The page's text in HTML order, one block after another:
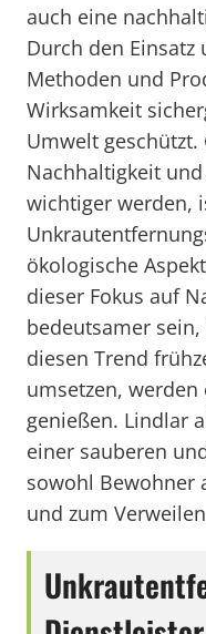
auch eine
Durch den
Methoden und
Wirksamkeit
Umwelt
Nachhaltigkeit
wichtiger werden,
ökologische
dieser Fokus auf
bedeutsamer
diesen Trend
umsetzen,
genießen. Lindlar
einer sauberen
sowohl Bewohner
und zum